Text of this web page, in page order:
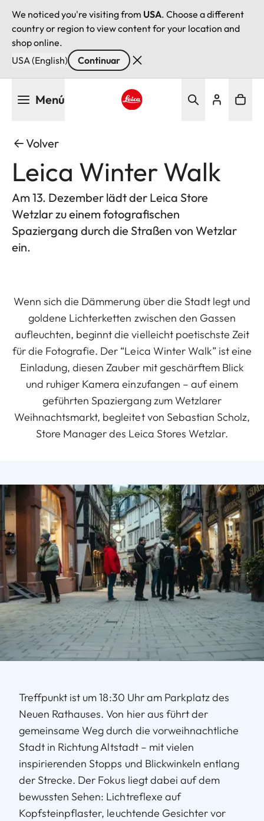
We noticed you're visiting from USA. Choose a different
country or region to view content for your location and
shop online.
USA (English)
Continuar
Menú
Volver
Leica Winter Walk
Am 13. Dezember lädt der Leica Store
Wetzlar zu einem fotografischen
Spaziergang durch die Straßen von Wetzlar
ein.
Wenn sich die Dämmerung über die Stadt legt und
goldene Lichterketten zwischen den Gassen
aufleuchten, beginnt die vielleicht poetischste Zeit
für die Fotografie. Der “Leica Winter Walk” ist eine
Einladung, diesen Zauber mit geschärftem Blick
und ruhiger Kamera einzufangen – auf einem
geführten Spaziergang zum Wetzlarer
Weihnachtsmarkt, begleitet von Sebastian Scholz,
Store Manager des Leica Stores Wetzlar.
Treffpunkt ist um 18:30 Uhr am Parkplatz des
Neuen Rathauses. Von hier aus führt der
gemeinsame Weg durch die vorweihnachtliche
Stadt in Richtung Altstadt – mit vielen
inspirierenden Stopps und Blickwinkeln entlang
der Strecke. Der Fokus liegt dabei auf dem
bewussten Sehen: Lichtreflexe auf
Kopfsteinpflaster, leuchtende Gesichter vor